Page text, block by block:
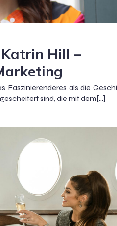
Hill –
Faszinierenderes als die
sind, die mit dem[…]